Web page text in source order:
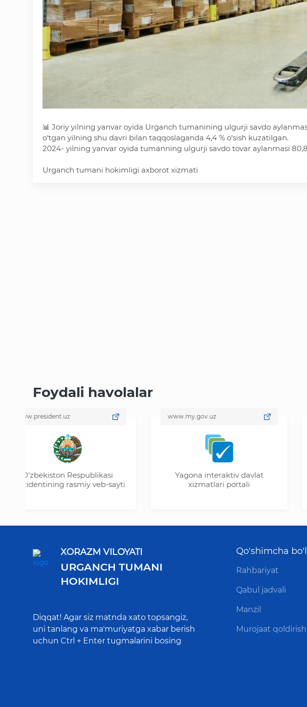
📊 Joriy yilning yanvar oyida Urganch tumanining ulgurji savdo
o‘tgan yilning shu davri bilan taqqoslaganda 4,4 % o‘sish kuzatilgan.
2024- yilning yanvar oyida tumanning ulgurji savdo tovar aylanmasi
Urganch tumani hokimligi axborot xizmati
Foydali havolalar
Respublikasi
rasmiy veb-sayti
www.my.gov.uz
Yagona interaktiv davlat
xizmatlari portali
XORAZM VILOYATI
URGANCH TUMANI
HOKIMLIGI
Diqqat! Agar siz matnda xato topsangiz,
uni tanlang va ma'muriyatga xabar berish
uchun Ctrl + Enter tugmalarini bosing
Qo'shimcha
Rahbariyat
Qabul jadvali
Manzil
Murojaat qoldirish